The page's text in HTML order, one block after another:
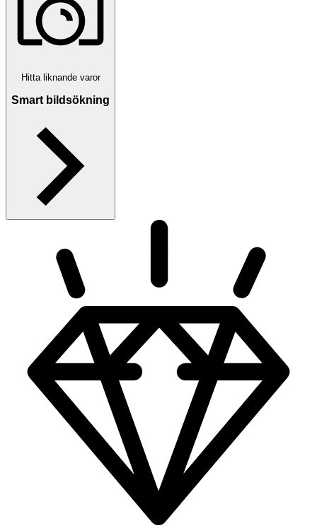
Hitta liknande varor
Smart bildsökning